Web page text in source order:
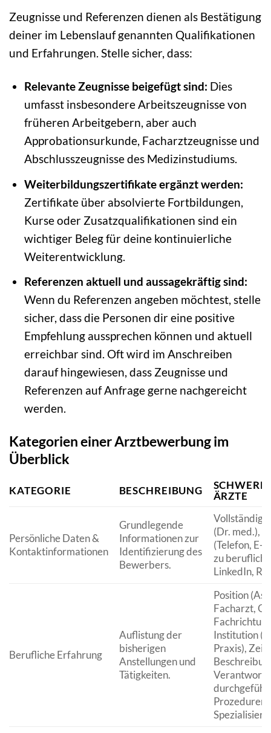
Zeugnisse und Referenzen dienen als Bestätigung
deiner im Lebenslauf genannten Qualifikationen
und Erfahrungen. Stelle sicher, dass:
Relevante Zeugnisse beigefügt sind: Dies
umfasst insbesondere Arbeitszeugnisse von
früheren Arbeitgebern, aber auch
Approbationsurkunde, Facharztzeugnisse und
Abschlusszeugnisse des Medizinstudiums.
Weiterbildungszertifikate ergänzt werden:
Zertifikate über absolvierte Fortbildungen,
Kurse oder Zusatzqualifikationen sind ein
wichtiger Beleg für deine kontinuierliche
Weiterentwicklung.
Referenzen aktuell und aussagekräftig sind:
Wenn du Referenzen angeben möchtest, stelle
sicher, dass die Personen dir eine positive
Empfehlung aussprechen können und aktuell
erreichbar sind. Oft wird im Anschreiben
darauf hingewiesen, dass Zeugnisse und
Referenzen auf Anfrage gerne nachgereicht
werden.
Kategorien einer Arztbewerbung im
Überblick
KATEGORIE BESCHREIBUNG
ÄRZTE
Persönliche Daten &
Kontaktinformationen
Grundlegende
Informationen zur
Identifizierung des
Bewerbers.
(Dr. med.),
(Telefon, E-
zu
LinkedIn,
Berufliche Erfahrung
Auflistung der
bisherigen
Anstellungen und
Tätigkeiten.
Position
Facharzt,
Institution
Praxis),
Prozeduren,